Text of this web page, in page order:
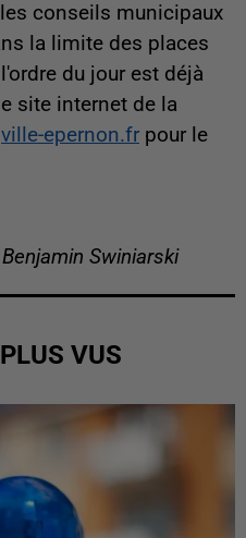
conseils municipaux
la limite des places
du jour est déjà
site internet de la
ville-epernon.fr pour le
Swiniarski
VUS